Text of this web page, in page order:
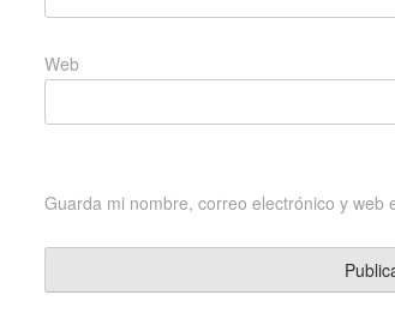
Web
Guarda mi nombre, correo electrónico y